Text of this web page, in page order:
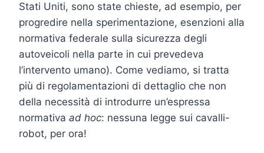
Stati Uniti, sono state chieste, ad esempio, per
progredire nella sperimentazione, esenzioni alla
normativa federale sulla sicurezza degli
autoveicoli nella parte in cui prevedeva
l’intervento umano). Come vediamo, si tratta
più di regolamentazioni di dettaglio che non
della necessità di introdurre un’espressa
normativa ad hoc: nessuna legge sui cavalli-
robot, per ora!